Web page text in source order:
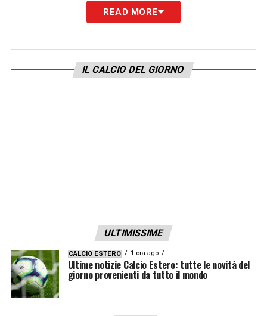
READ MORE
IL CALCIO DEL GIORNO
ULTIMISSIME
CALCIO ESTERO 1 ora ago
Ultime notizie Calcio Estero: tutte le novità del
giorno provenienti da tutto il mondo